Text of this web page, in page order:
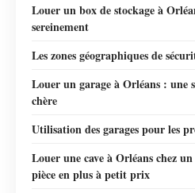
Louer un box de stockage à
sereinement
Les zones géographiques de
Louer un garage à Orléans : une
chère
Utilisation des garages pour les
Louer une cave à Orléans chez
pièce en plus à petit prix